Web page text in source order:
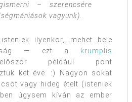
– szerencsére
vagyunk).
ilyenkor, mehet bele
— ezt a
krumplis
például pont
két éve. :) Nagyon sokat
vagy hideg ételt (isteniek
úgysem kíván az ember